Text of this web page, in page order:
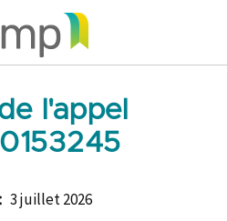
l'appel
3 juillet 2026